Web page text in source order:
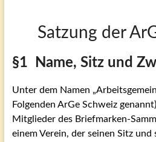
Freunden
Briefmarken
Satzung der
§1 Name, Sitz und
Unter dem Namen
Folgenden ArGe Schweiz
Mitglieder des Briefmarken-
einem Verein, der seinen Sitz